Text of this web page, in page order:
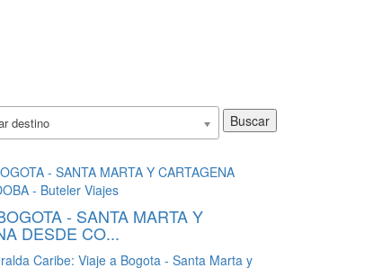
destino Buscar
- SANTA MARTA Y
DESDE CO...
Caribe: Viaje a Bogota - Santa Marta y